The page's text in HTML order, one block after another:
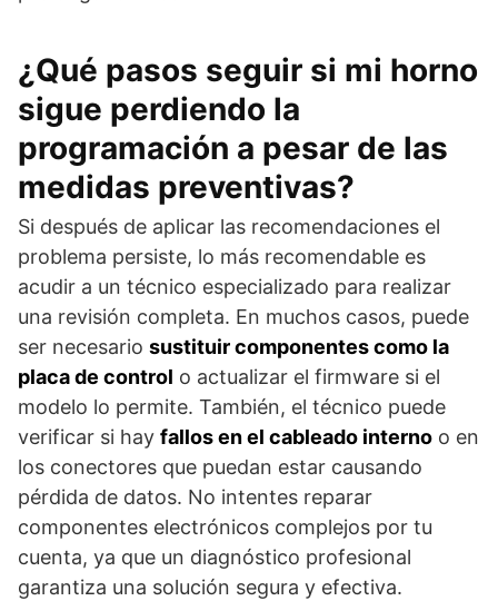
¿Qué pasos seguir si mi horno
sigue perdiendo la
programación a pesar de las
medidas preventivas?
Si después de aplicar las recomendaciones el
problema persiste, lo más recomendable es
acudir a un técnico especializado para realizar
una revisión completa. En muchos casos, puede
ser necesario sustituir componentes como la
placa de control o actualizar el firmware si el
modelo lo permite. También, el técnico puede
verificar si hay fallos en el cableado interno o en
los conectores que puedan estar causando
pérdida de datos. No intentes reparar
componentes electrónicos complejos por tu
cuenta, ya que un diagnóstico profesional
garantiza una solución segura y efectiva.